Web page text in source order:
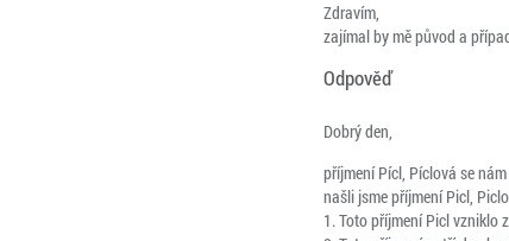
Zdravím,
zajímal by mě původ a
Odpověď
Dobrý den,
příjmení Pícl, Píclová se
našli jsme příjmení Picl,
1. Toto příjmení Picl vzniklo